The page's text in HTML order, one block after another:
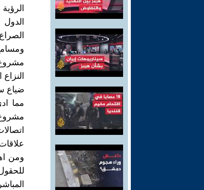
ضياع
مما
مشروع
ومن